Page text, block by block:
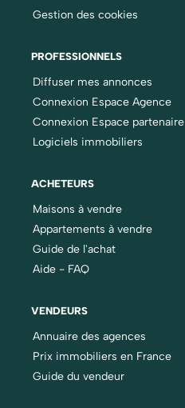
Gestion des cookies
PROFESSIONNELS
Diffuser mes annonces
Connexion Espace Agence
Connexion Espace partenaire
Logiciels immobiliers
ACHETEURS
Maisons à vendre
Appartements à vendre
Guide de l'achat
Aide - FAQ
VENDEURS
Annuaire des agences
Prix immobiliers en France
Guide du vendeur